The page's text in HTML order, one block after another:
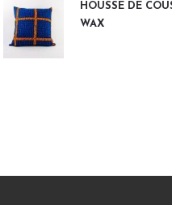
HOUSSE DE
WAX